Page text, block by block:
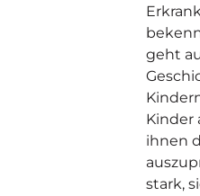
geht
Kinder
ihnen
stark,